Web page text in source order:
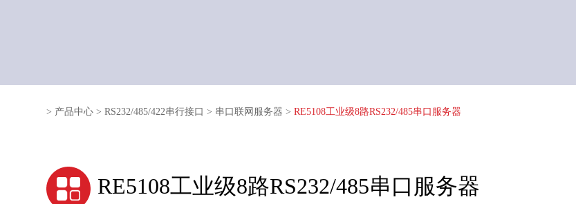
> 产品中心 >RS232/485/422串行接口 > 串口联网服务器 >RE5108工业级8路RS232/485串口服务器
RE5108工业级8路RS232/485串口服务器